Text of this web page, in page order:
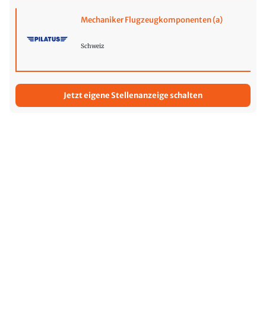
Mechaniker Flugzeugkomponenten (a)
Schweiz
Jetzt eigene Stellenanzeige schalten